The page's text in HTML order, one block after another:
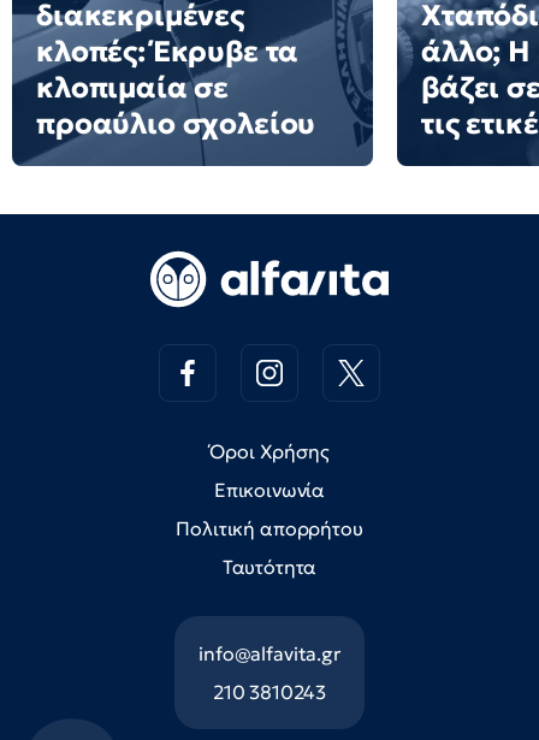
διακεκριμένες
κλοπές: Έκρυβε τα
κλοπιμαία σε
προαύλιο σχολείου
άλλο; Η
βάζει
τις
Όροι Χρήσης
Επικοινωνία
Πολιτική απορρήτου
Ταυτότητα
info@alfavita.gr
210 3810243